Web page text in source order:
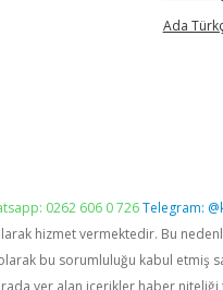
Ada
0262 606 0 726Telegram:
olarak hizmet vermektedir. Bu
bu sorumluluğu kabul etmiş
yer alan içerikler haber